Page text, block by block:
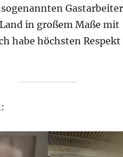
sogenannten
in großem Maße mit
habe höchsten Respekt